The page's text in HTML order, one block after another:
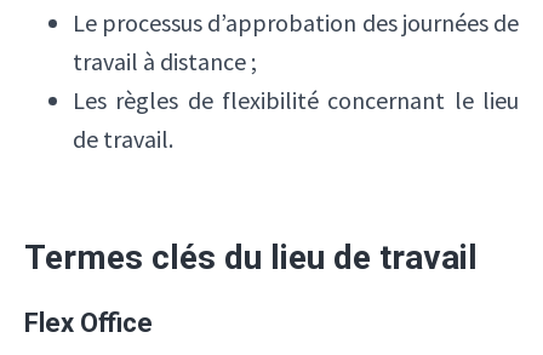
Le processus d’approbation des journées de
travail à distance ;
Les règles de flexibilité concernant le lieu
de travail.
Termes clés du lieu de travail
Flex Office